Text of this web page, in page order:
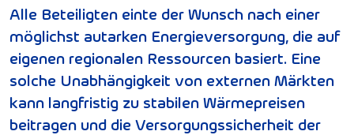
Alle Beteiligten einte der Wunsch nach einer
möglichst autarken Energieversorgung, die auf
eigenen regionalen Ressourcen basiert. Eine
solche Unabhängigkeit von externen Märkten
kann langfristig zu stabilen Wärmepreisen
beitragen und die Versorgungssicherheit der